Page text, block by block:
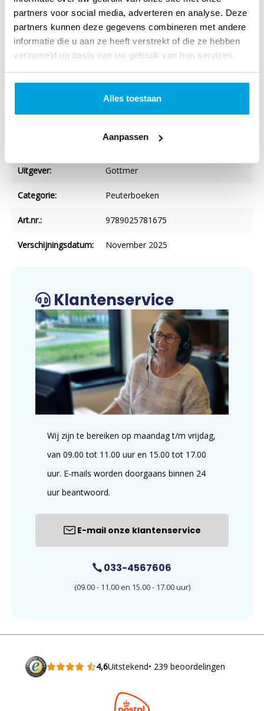
partners voor social media, adverteren en analyse. Deze
partners kunnen deze gegevens combineren met andere
informatie die u aan ze heeft verstrekt of die ze hebben
verzameld op basis van uw gebruik van hun services.
Alles toestaan
Aanpassen
Specificaties
Titel: Dit kleine konijntje
Ingela P Arrhenius
Uitgever: Gottmer
Categorie: Peuterboeken
Art.nr.: 9789025781675
Verschijningsdatum: November 2025
Klantenservice
Wij zijn te bereiken op maandag t/m vrijdag,
van 09.00 tot 11.00 uur en 15.00 tot 17.00
uur. E-mails worden doorgaans binnen 24
uur beantwoord.
E-mail onze klantenservice
033-4567606
(09.00 - 11.00 en 15.00 - 17.00 uur)
4,6Uitstekend• 239 beoordelingen